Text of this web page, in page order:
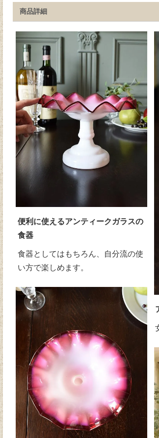
商品詳細
便利に使えるアンティークガラスの
食器
食器としてはもちろん、自分流の使
い方で楽しめます。